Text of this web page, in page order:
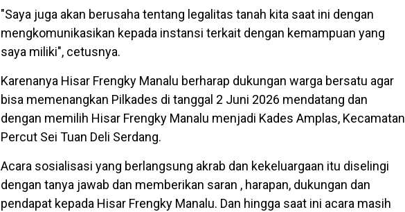
"Saya juga akan berusaha tentang legalitas tanah kita saat ini dengan
mengkomunikasikan kepada instansi terkait dengan kemampuan yang
saya miliki", cetusnya.
Karenanya Hisar Frengky Manalu berharap dukungan warga bersatu agar
bisa memenangkan Pilkades di tanggal 2 Juni 2026 mendatang dan
dengan memilih Hisar Frengky Manalu menjadi Kades Amplas, Kecamatan
Percut Sei Tuan Deli Serdang.
Acara sosialisasi yang berlangsung akrab dan kekeluargaan itu diselingi
dengan tanya jawab dan memberikan saran , harapan, dukungan dan
pendapat kepada Hisar Frengky Manalu. Dan hingga saat ini acara masih